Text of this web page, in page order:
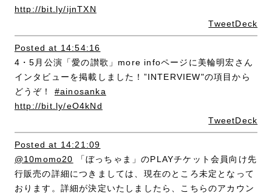
http://bit.ly/ijnTXN
TweetDeck
Posted at 14:54:16
4・5月公演「愛の讃歌」more infoページに美輪明宏さん
インタビューを掲載しました！”INTERVIEW"の項目から
どうぞ！ #ainosanka
http://bit.ly/eO4kNd
TweetDeck
Posted at 14:21:09
@10momo20
「ぼっちゃま」のPLAYチケット会員向け先
行販売の詳細につきましては、現在のところ未定となって
おります。詳細が決定いたしましたら、こちらのアカウン